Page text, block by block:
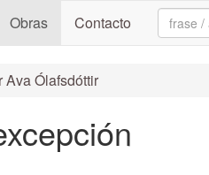
Obras Contacto Search:
Ava Ólafsdóttir